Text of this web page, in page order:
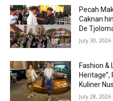
Pecah
Caknan
De
July 30, 2026
Fashion &
Kuliner
July 28, 2026